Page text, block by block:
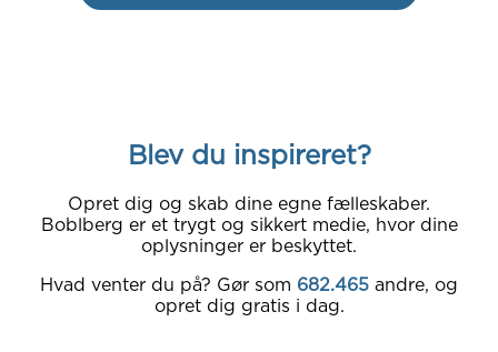
Blev du inspireret?
Opret dig og skab dine egne fælleskaber.
Boblberg er et trygt og sikkert medie, hvor dine
oplysninger er beskyttet.
Hvad venter du på? Gør som 682.465 andre, og
opret dig gratis i dag.